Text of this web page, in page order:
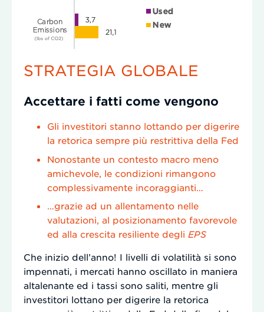
STRATEGIA GLOBALE
Accettare i fatti come vengono
Gli investitori stanno lottando per digerire
la retorica sempre più restrittiva della Fed
Nonostante un contesto macro meno
amichevole, le condizioni rimangono
complessivamente incoraggianti…
…grazie ad un allentamento nelle
valutazioni, al posizionamento favorevole
ed alla crescita resiliente degli EPS
Che inizio dell’anno! I livelli di volatilità si sono
impennati, i mercati hanno oscillato in maniera
altalenante ed i tassi sono saliti, mentre gli
investitori lottano per digerire la retorica